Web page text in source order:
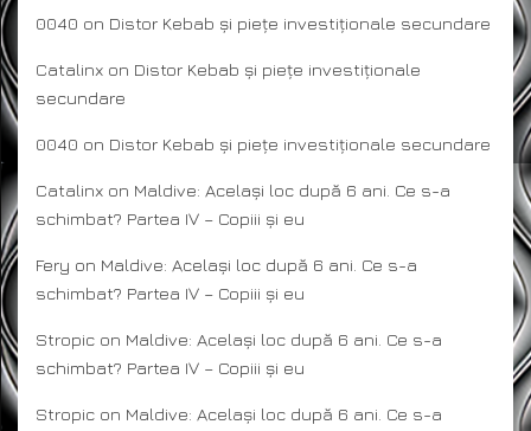
0040 on Distor Kebab și piețe investiționale secundare
Catalinx on Distor Kebab și piețe investiționale
secundare
0040 on Distor Kebab și piețe investiționale secundare
Catalinx on Maldive: Același loc după 6 ani. Ce s-a
schimbat? Partea IV – Copiii și eu
Fery on Maldive: Același loc după 6 ani. Ce s-a
schimbat? Partea IV – Copiii și eu
Stropic on Maldive: Același loc după 6 ani. Ce s-a
schimbat? Partea IV – Copiii și eu
Stropic on Maldive: Același loc după 6 ani. Ce s-a